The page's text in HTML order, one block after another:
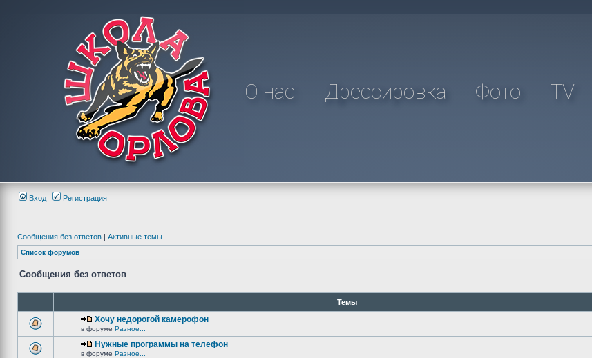
О нас Дрессировка Фото TV
Вход Регистрация
Сообщения без ответов | Активные темы
Список форумов
Сообщения без ответов
Темы
Хочу недорогой камерофон
в форуме Разное...
Нужные программы на телефон
в форуме Разное...